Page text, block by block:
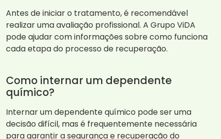
Antes de iniciar o tratamento, é recomendável
realizar uma avaliação profissional. A Grupo ViDA
pode ajudar com informações sobre como funciona
cada etapa do processo de recuperação.
Como internar um dependente
químico?
Internar um dependente químico pode ser uma
decisão difícil, mas é frequentemente necessária
para garantir a segurança e recuperação do